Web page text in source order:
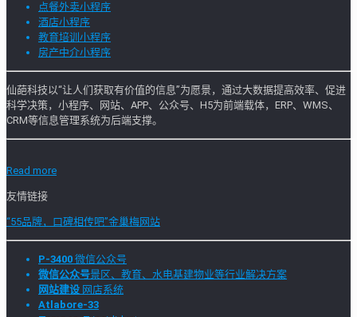
点餐外卖小程序
酒店小程序
教育培训小程序
房产中介小程序
仙葩科技以“让人们获取有价值的信息”为愿景，通过大数据提高效率、促进
科学决策，小程序、网站、APP、公众号、H5为前端载体，ERP、WMS、
CRM等信息管理系统为后端支撑。
Read more
友情链接
“55品牌，口碑相传吧”金巢梅网站
P-3400 微信公众号
微信公众号景区、教育、水电基建物业等行业解决方案
网站建设 网店系统
Atlabore-33